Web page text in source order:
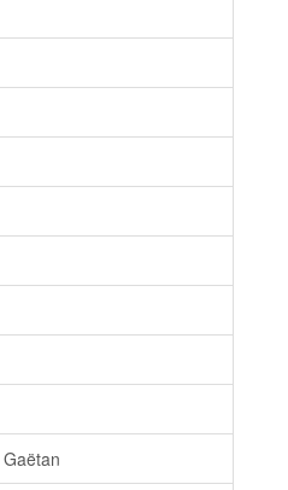
Gaëtan